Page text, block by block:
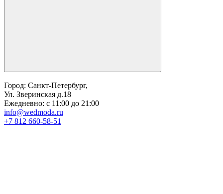
Город: Санкт-Петербург,
Ул. Зверинская д.18
Ежедневно: с 11:00 до 21:00
info@wedmoda.ru
+7 812 660-58-51